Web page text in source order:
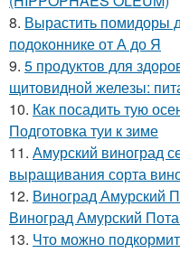
8. Вырастить помидоры
подоконнике от А до Я
9. 5 продуктов для
щитовидной железы:
10. Как посадить тую
Подготовка туи к зиме
11. Амурский виноград
выращивания сорта
12. Виноград Амурский
Виноград Амурский
13. Что можно